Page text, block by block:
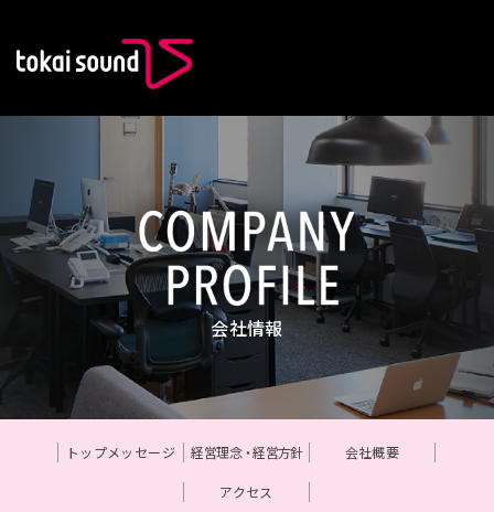
会社情報
トップメッセージ 経営理念・経営方針 会社概要
アクセス